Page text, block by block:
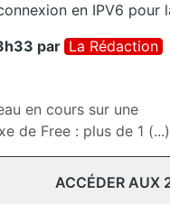
en IPV6
par La Rédaction
en cours sur une
de Free : plus de 1 (...)
ACCÉDER AUX